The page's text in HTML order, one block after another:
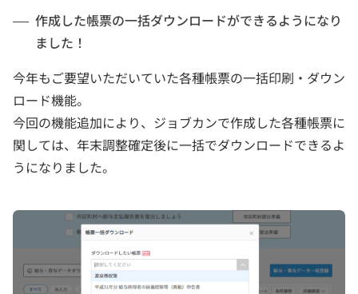
作成した帳票の一括ダウンロードができるようになり
ました！
今年もご要望いただいていた各種帳票の一括印刷・ダウン
ロード機能。
今回の機能追加により、ジョブカンで作成した各種帳票に
関しては、年末調整確定後に一括でダウンロードできるよ
うになりました。